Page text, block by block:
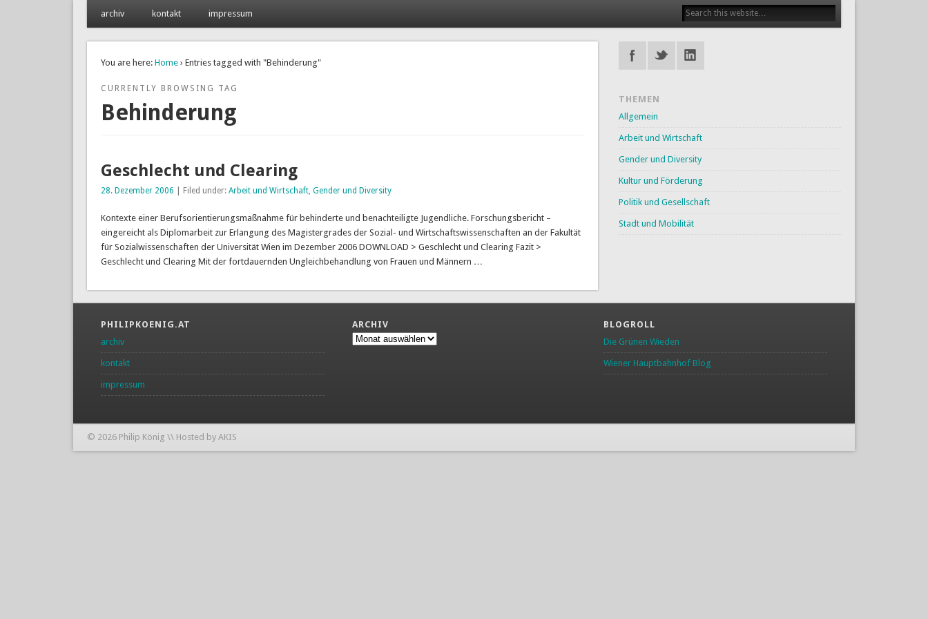
philip könig
archiv kontakt impressum
You are here: Home› Entries tagged with "Behinderung"
CURRENTLY BROWSING TAG
Behinderung
Geschlecht und Clearing
28. Dezember 2006 | Filed under: Arbeit und Wirtschaft, Gender und Diversity
Kontexte einer Berufsorientierungsmaßnahme für behinderte und benachteiligte Jugendliche. Forschungsbericht –
eingereicht als Diplomarbeit zur Erlangung des Magistergrades der Sozial- und Wirtschaftswissenschaften an der Fakultät
für Sozialwissenschaften der Universität Wien im Dezember 2006 DOWNLOAD > Geschlecht und Clearing Fazit >
Geschlecht und Clearing Mit der fortdauernden Ungleichbehandlung von Frauen und Männern …
THEMEN
Allgemein
Arbeit und Wirtschaft
Gender und Diversity
Kultur und Förderung
Politik und Gesellschaft
Stadt und Mobilität
PHILIPKOENIG.AT
archiv
kontakt
impressum
ARCHIV
Archiv
BLOGROLL
Die Grünen Wieden
Wiener Hauptbahnhof Blog
© 2026 Philip König \\ Hosted by AKIS